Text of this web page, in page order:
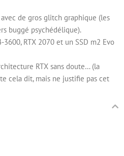
de gros glitch graphique (les
buggé psychédélique).
3600, RTX 2070 et un SSD m2 Evo
RTX sans doute… (la
cela dit, mais ne justifie pas cet